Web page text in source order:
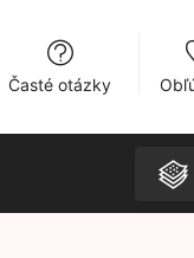
Časté otázky